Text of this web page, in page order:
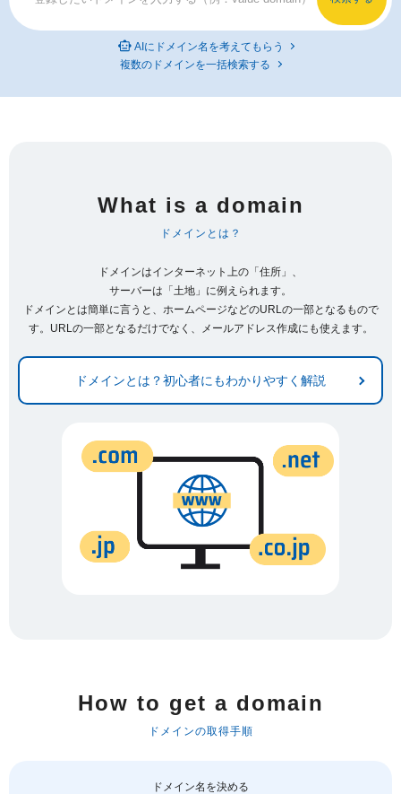
AIにドメイン名を考えてもらう
複数のドメインを一括検索する
What is a domain
ドメインとは？
ドメインはインターネット上の「住所」、
サーバーは「土地」に例えられます。
ドメインとは簡単に言うと、ホームページなどのURLの一部となるもので
す。URLの一部となるだけでなく、メールアドレス作成にも使えます。
ドメインとは？初心者にもわかりやすく解説
How to get a domain
ドメインの取得手順
ドメイン名を決める